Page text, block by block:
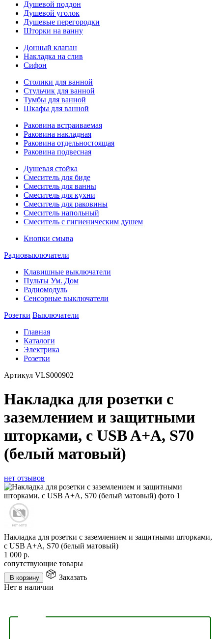
Душевой поддон
Душевой уголок
Душевые перегородки
Шторки на ванну
Донный клапан
Накладка на слив
Сифон
Столики для ванной
Стульчик для ванной
Тумбы для ванной
Шкафы для ванной
Раковина встраиваемая
Раковина накладная
Раковина отдельностоящая
Раковина подвесная
Душевая стойка
Смеситель для биде
Смеситель для ванны
Смеситель для кухни
Смеситель для раковины
Смеситель напольный
Смеситель с гигиеническим душем
Кнопки смыва
Радиовыключатели
Клавишные выключатели
Пульты Ум. Дом
Радиомодуль
Сенсорные выключатели
Розетки Выключатели
Главная
Каталоги
Электрика
Розетки
Артикул VLS000902
Накладка для розетки с
заземлением и защитными
шторками, с USB A+A, S70
(белый матовый)
нет отзывов
Накладка для розетки с заземлением и защитными шторками,
с USB A+A, S70 (белый матовый)
1 000 р.
сопутствующие товары
В корзину
Заказать
Нет в наличии